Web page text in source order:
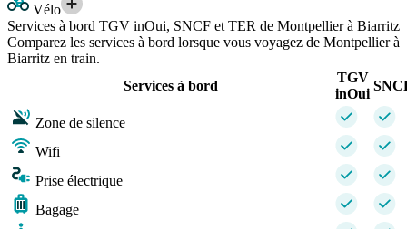
Vélo
Services à bord TGV inOui, SNCF et TER de Montpellier à Biarritz
Comparez les services à bord lorsque vous voyagez de Montpellier à
Biarritz en train.
Services à bord
TGV
inOui
Zone de silence
Wifi
Prise électrique
Bagage